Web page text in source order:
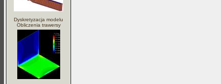
Dyskretyzacja modelu
Obliczenia trawersy